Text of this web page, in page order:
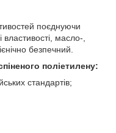
поєднуючи
властивості, масло-,
безпечний.
поліетилену:
стандартів;